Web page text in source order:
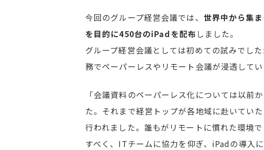
今回のグループ経営会議では、 世界中から集
を目的に450台のiPadを配布しました。
グループ経営会議としては初めての試みでし
務でペーパーレスやリモート会議が浸透して
「会議資料のペーパーレス化については以前
た。それまで経営トップが各地域に赴いてい
行われました。誰もがリモートに慣れた環境
すべく、ITチームに協力を仰ぎ、iPadの導入に